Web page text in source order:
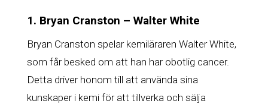
1. Bryan Cranston – Walter White
Bryan Cranston spelar kemiläraren Walter White,
som får besked om att han har obotlig cancer.
Detta driver honom till att använda sina
kunskaper i kemi för att tillverka och sälja